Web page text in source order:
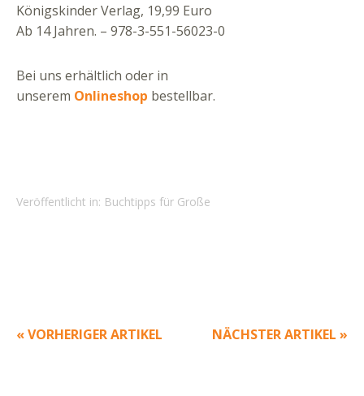
Königskinder Verlag, 19,99 Euro
Ab 14 Jahren. – 978-3-551-56023-0
Bei uns erhältlich oder in
unserem Onlineshop bestellbar.
Veröffentlicht in: Buchtipps für Große
NÄCHSTER ARTIKEL »
« VORHERIGER ARTIKEL